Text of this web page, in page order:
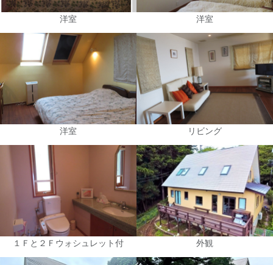
洋室 洋室
洋室 リビング
１Ｆと２Ｆウォシュレット付 外観